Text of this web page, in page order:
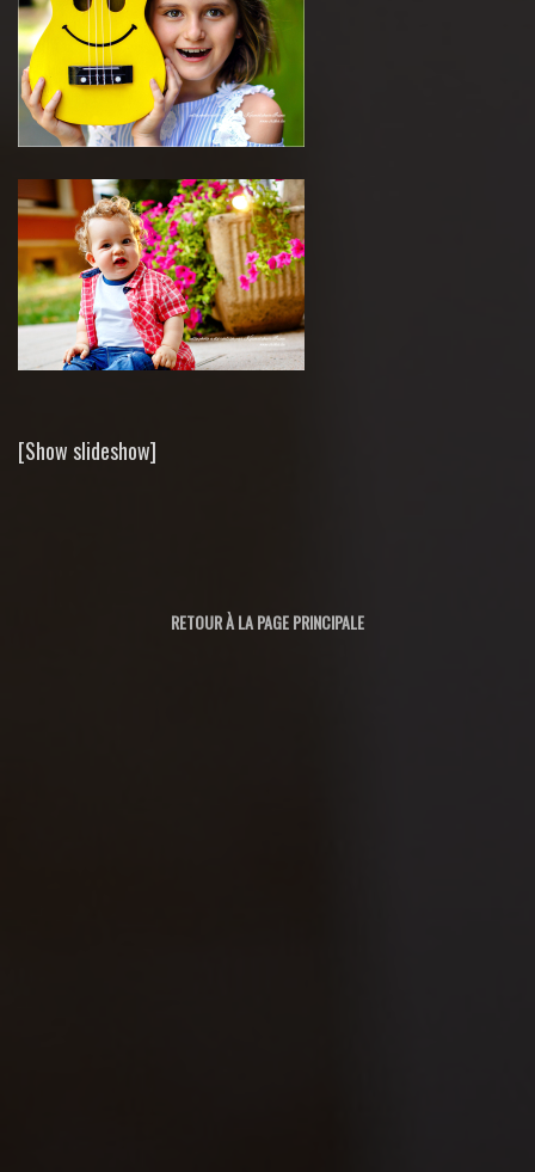
[Show slideshow]
RETOUR À LA PAGE PRINCIPALE